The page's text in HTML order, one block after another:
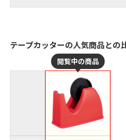
テープカッターの人気商品との